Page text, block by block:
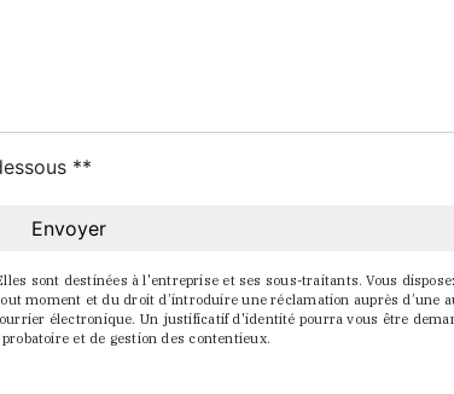
**
Envoyer
sont destinées à l'entreprise et ses sous-traitants. Vous
moment et du droit d’introduire une réclamation auprès d’une
électronique. Un justificatif d'identité pourra vous être
et de gestion des contentieux.